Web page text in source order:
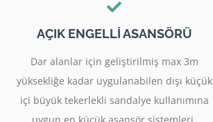
AÇIK ENGELLİ ASANSÖRÜ
Dar alanlar için geliştirilmiş max 3m
yüksekliğe kadar uygulanabilen dışı küçük
içi büyük tekerlekli sandalye kullanımına